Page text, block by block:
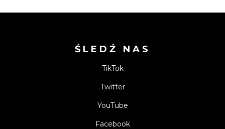
ŚLEDŹ NAS
TikTok
Twitter
YouTube
Facebook